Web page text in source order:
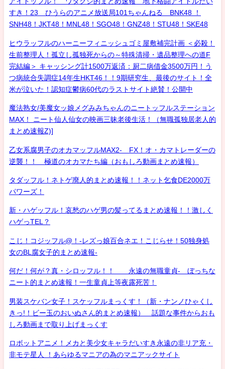
すき！23 ひうらのアニメ放送局101ちゃんねる BNK48 ！
SNH48！JKT48！MNL48！SGO48！GNZ48！STU48！SKE48
ヒウラッフルのハーニーフィニッシュゴミ屋敷補完計画 ＜必殺！
生前整理人！孤立し孤独死からの～特殊清掃・遺品整理への道F
完結編＞ キャッシング計1500万返済：厨二病借金3500万円！う
つ病統合失調症14年生HKT46！！9期研究生、最後のサイト！全
米が泣いた！認知症鬱病60代のラストサイト絶賛！公開中
魔法熟女/美魔女ッ娘メグみみちゃんのニートッフルステーション
MAX！ ニート仙人仙女の映画三昧老後生活！（無職孤独居老人的
まとめ速報Z)]
乙女系腐男子のオカマッフルMAX2- FX！オ・カマトレーダーの
逆襲！！ 極道のオカマたち編（おもしろ動画まとめ速報）
タダッフル！ネトゲ廃人的まとめ速報！！ネット乞食DE2000万
パワーズ！
新・ハゲッフル！哀愁のハゲ男の髪ってるまとめ速報！！激しく
ハゲっTEL？
こじ！コジッフル@！-レズっ娘百合ネエ！こじらせ！50独身処
女のBL腐女子的まとめ速報-
何だ！何が？真・シロッフル！！ 永遠の無職童貞- ぼっちな
ニート的まとめ速報！一生童貞上等夜露死苦！
男装スケバン女子！スケッフルまっくす！（新・ナンノひゃくし
きっ!！ビー玉のおいぬさん的まとめ速報） 話題な事件からおも
しろ動画まで取り上げまっくす
ロボットアニメ！メカと美少女キャラだいすき永遠の非リア充・
非モテ星人 ！あらゆるマニアの為のマニアックサイト